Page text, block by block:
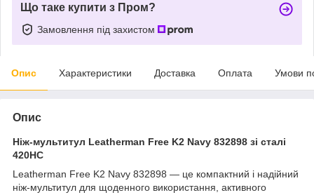
Що таке купити з Пром?
Замовлення під захистом
Опис Характеристики Доставка Оплата Умови
Опис
Ніж-мультитул Leatherman Free K2 Navy 832898 зі сталі
420HC
Leatherman Free K2 Navy 832898 — це компактний і надійний
ніж-мультитул для щоденного використання, активного